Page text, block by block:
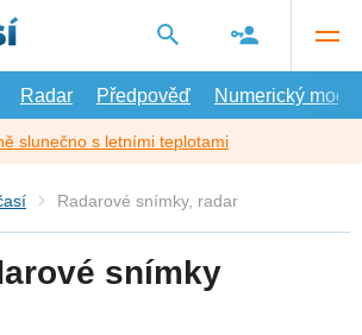
Radar Předpověď Numerický model
slunečno s letními teplotami
Radarové snímky, radar
snímky